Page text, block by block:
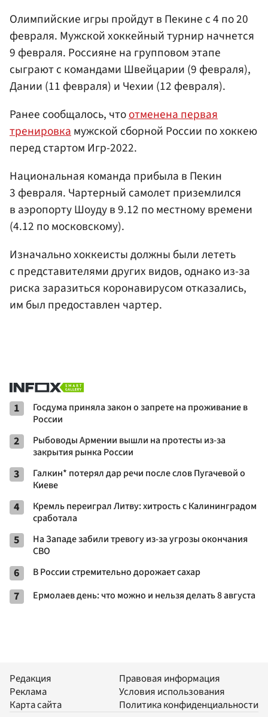
Олимпийские игры пройдут в Пекине с 4 по 20
февраля. Мужской хоккейный турнир начнется
9 февраля. Россияне на групповом этапе
сыграют с командами Швейцарии (9 февраля),
Дании (11 февраля) и Чехии (12 февраля).
Ранее сообщалось, чтоотменена первая
тренировкамужской сборной России по хоккею
перед стартом Игр-2022.
Национальная команда прибыла в Пекин
3 февраля. Чартерный самолет приземлился
в аэропорту Шоуду в 9.12 по местному времени
(4.12 по московскому).
Изначально хоккеисты должны были лететь
с представителями других видов, однако из-за
риска заразиться коронавирусом отказались,
им был предоставлен чартер.
1
Госдума приняла закон о запрете на проживание в
России
2
Рыбоводы Армении вышли на протесты из-за
закрытия рынка России
3
Галкин* потерял дар речи после слов Пугачевой о
Киеве
4
Кремль переиграл Литву: хитрость с Калининградом
сработала
5
На Западе забили тревогу из-за угрозы окончания
СВО
6 В России стремительно дорожает сахар
7 Ермолаев день: что можно и нельзя делать 8 августа
Редакция
Реклама
Карта сайта
Правовая информация
Условия использования
Политика конфиденциальности